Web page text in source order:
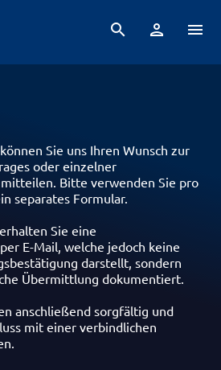
search person menu
Sie uns Ihren Wunsch zur
oder einzelner
Bitte verwenden Sie pro
separates Formular.
Sie eine
E-Mail, welche jedoch keine
darstellt, sondern
Übermittlung dokumentiert.
anschließend sorgfältig und
mit einer verbindlichen